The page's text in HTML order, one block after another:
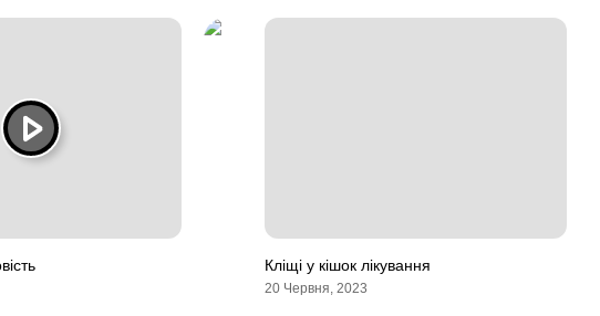
Кліщі у кішок лікування
20 Червня, 2023